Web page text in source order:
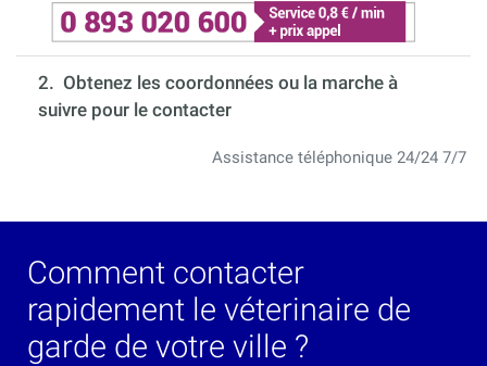
2. Obtenez les coordonnées ou la marche à
suivre pour le contacter
Assistance téléphonique 24/24 7/7
Comment contacter
rapidement le véterinaire de
garde de votre ville ?